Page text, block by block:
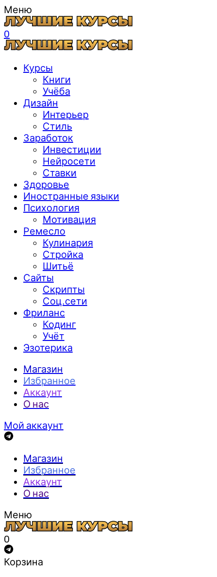
Меню
0
Курсы
Книги
Учёба
Дизайн
Интерьер
Стиль
Заработок
Инвестиции
Нейросети
Ставки
Здоровье
Иностранные языки
Психология
Мотивация
Ремесло
Кулинария
Стройка
Шитьё
Сайты
Скрипты
Соц.сети
Фриланс
Кодинг
Учёт
Эзотерика
Магазин
Избранное
Аккаунт
О нас
Мой аккаунт
Магазин
Избранное
Аккаунт
О нас
Меню
0
Корзина